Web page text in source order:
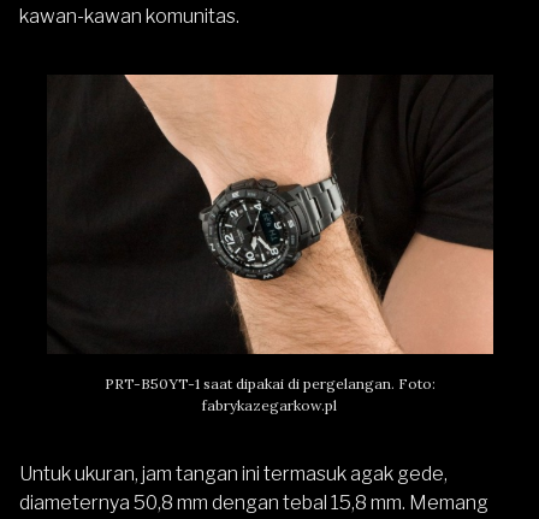
kawan-kawan komunitas.
PRT-B50YT-1 saat dipakai di pergelangan. Foto:
fabrykazegarkow.pl
Untuk ukuran, jam tangan ini termasuk agak gede,
diameternya 50,8 mm dengan tebal 15,8 mm. Memang